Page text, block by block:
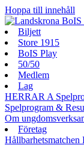
Hoppa till innehåll
Biljett
Store 1915
BoIS Play
50/50
Medlem
Lag
HERRAR A
Spelprogram &
Om
Företag
Hållbarhetsmatchen